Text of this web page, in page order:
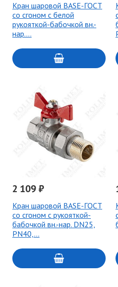
Кран шаровой BASE-ГОСТ
со сгоном с белой
рукояткой-бабочкой вн.-
нар.…
2 109 ₽
Кран шаровой BASE-ГОСТ
со сгоном с рукояткой-
бабочкой вн.-нар. DN25,
PN40,…